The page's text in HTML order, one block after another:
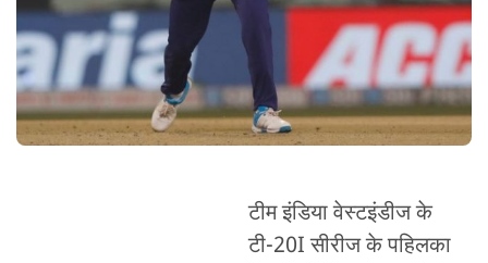
टीम इंडिया वेस्टइंडीज के
टी-20I सीरीज के पहिलका